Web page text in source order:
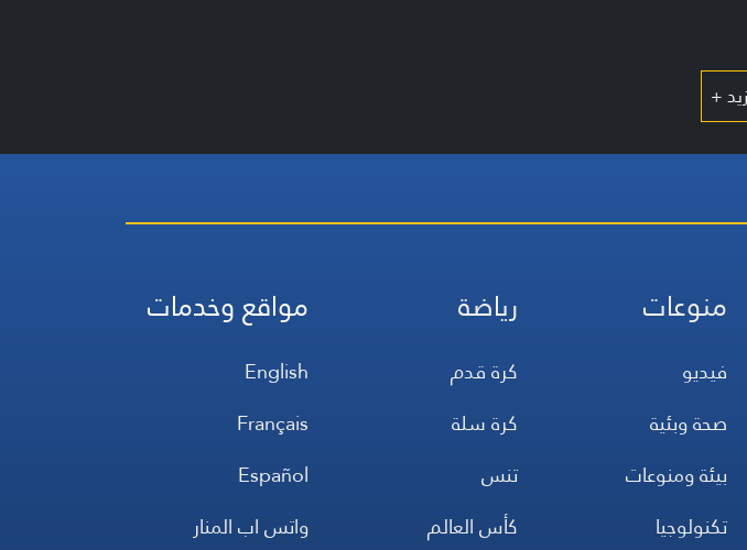
+
منوعات
فيديو
صحة وبئية
بيئة ومنوعات
تكنولوجيا
رياضة
كرة قدم
كرة سلة
تنس
كأس العالم
مواقع وخدمات
English
Français
Español
واتس اب المنار